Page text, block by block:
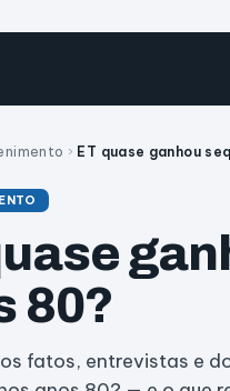
› ET quase ganhou
80?
fatos, entrevistas e